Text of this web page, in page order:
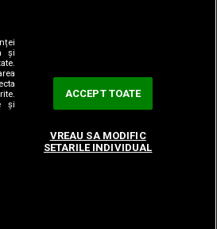
și
și
ACCEPT TOATE
VREAU SA MODIFIC
SETARILE INDIVIDUAL